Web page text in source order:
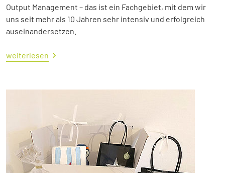
Output Management – das ist ein Fachgebiet, mit dem wir
uns seit mehr als 10 Jahren sehr intensiv und erfolgreich
auseinandersetzen.
weiterlesen